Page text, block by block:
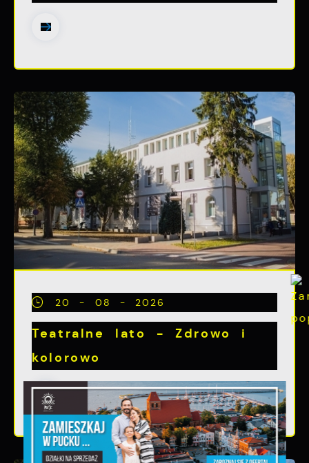
20 - 08 - 2026
Teatralne lato - Zdrowo i
kolorowo
Firmy te działają w charakterze
pośredników prezentujących nasze treści w
postaci wiadomości, ofert, komunikatów
mediów społecznościowych.